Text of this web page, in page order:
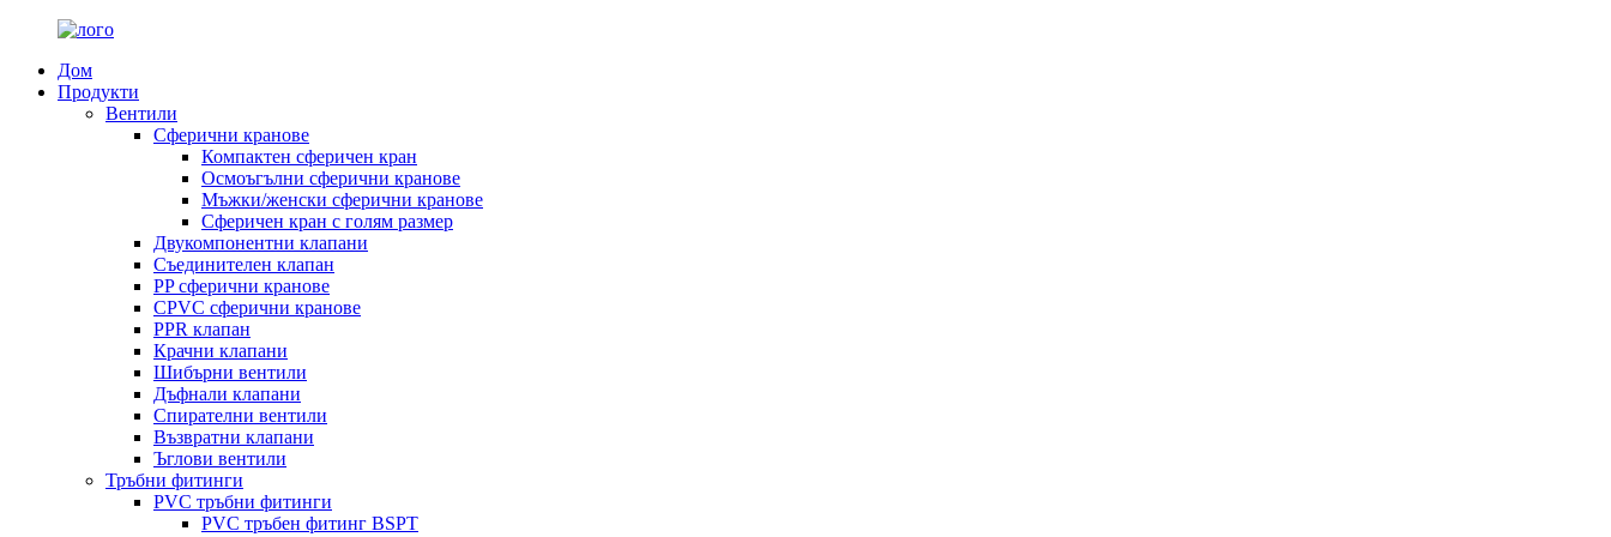
Дом
Продукти
Вентили
Сферични кранове
Компактен сферичен кран
Осмоъгълни сферични кранове
Мъжки/женски сферични кранове
Сферичен кран с голям размер
Двукомпонентни клапани
Съединителен клапан
PP сферични кранове
CPVC сферични кранове
PPR клапан
Крачни клапани
Шибърни вентили
Дъфнали клапани
Спирателни вентили
Възвратни клапани
Ъглови вентили
Тръбни фитинги
PVC тръбни фитинги
PVC тръбен фитинг BSPT